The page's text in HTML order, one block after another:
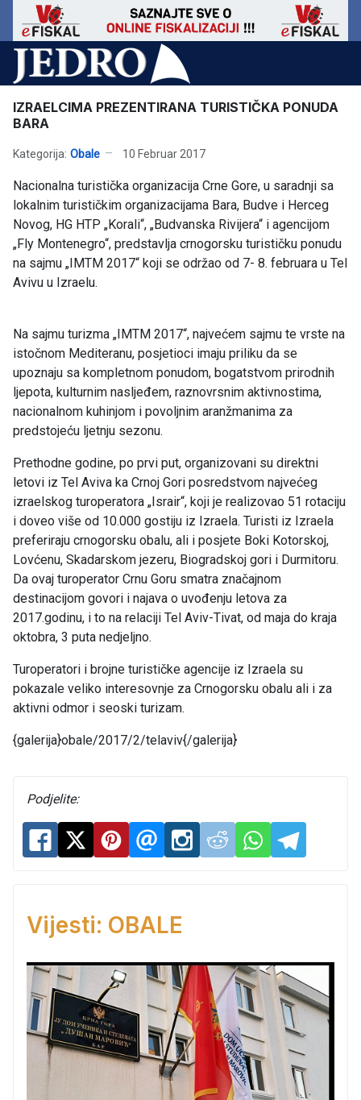
IZRAELCIMA PREZENTIRANA TURISTIČKA PONUDA
BARA
Kategorija: Obale 10 Februar 2017
Nacionalna turistička organizacija Crne Gore, u saradnji sa
lokalnim turističkim organizacijama Bara, Budve i Herceg
Novog, HG HTP „Korali“, „Budvanska Rivijera“ i agencijom
„Fly Montenegro“, predstavlja crnogorsku turističku ponudu
na sajmu „IMTM 2017“ koji se održao od 7- 8. februara u Tel
Avivu u Izraelu.
Na sajmu turizma „IMTM 2017“, najvećem sajmu te vrste na
istočnom Mediteranu, posjetioci imaju priliku da se
upoznaju sa kompletnom ponudom, bogatstvom prirodnih
ljepota, kulturnim nasljeđem, raznovrsnim aktivnostima,
nacionalnom kuhinjom i povoljnim aranžmanima za
predstojeću ljetnju sezonu.
Prethodne godine, po prvi put, organizovani su direktni
letovi iz Tel Aviva ka Crnoj Gori posredstvom najvećeg
izraelskog turoperatora „Israir“, koji je realizovao 51 rotaciju
i doveo više od 10.000 gostiju iz Izraela. Turisti iz Izraela
preferiraju crnogorsku obalu, ali i posjete Boki Kotorskoj,
Lovćenu, Skadarskom jezeru, Biogradskoj gori i Durmitoru.
Da ovaj turoperator Crnu Goru smatra značajnom
destinacijom govori i najava o uvođenju letova za
2017.godinu, i to na relaciji Tel Aviv-Tivat, od maja do kraja
oktobra, 3 puta nedjeljno.
Turoperatori i brojne turističke agencije iz Izraela su
pokazale veliko interesovnje za Crnogorsku obalu ali i za
aktivni odmor i seoski turizam.
{galerija}obale/2017/2/telaviv{/galerija}
Podjelite:
Vijesti: OBALE